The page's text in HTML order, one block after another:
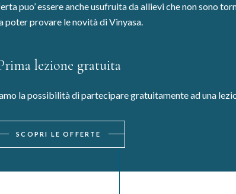
puo’ essere anche usufruita da allievi che non sono
poter provare le novità di Vinyasa.
lezione gratuita
la possibilità di partecipare gratuitamente ad una
SCOPRI LE OFFERTE